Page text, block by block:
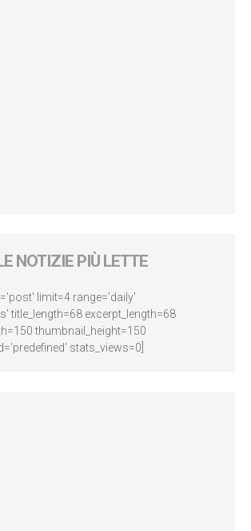
NOTIZIE PIÙ LETTE
limit=4 range='daily'
title_length=68 excerpt_length=68
thumbnail_height=150
stats_views=0]